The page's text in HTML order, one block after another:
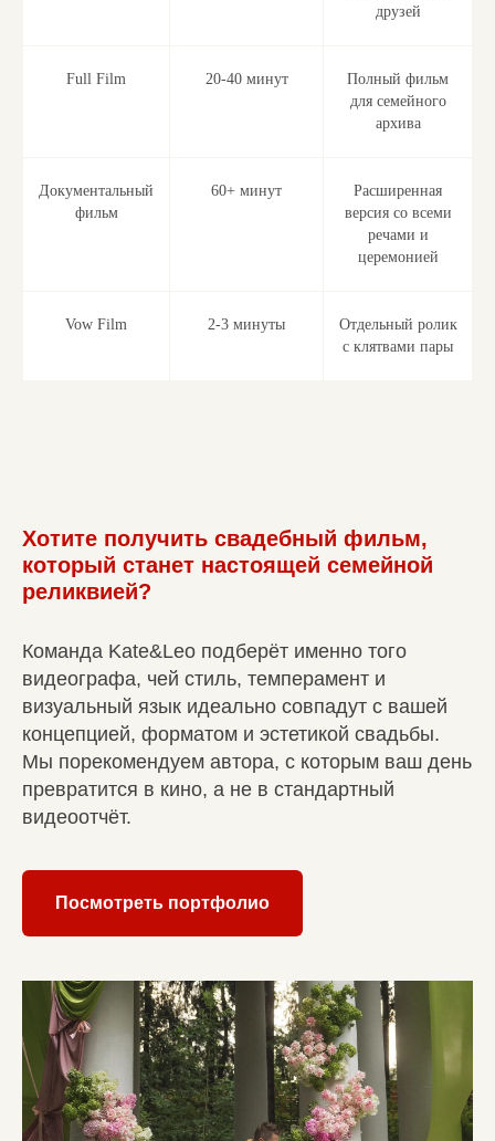
друзей
Full Film 20-40 минут
Полный фильм
для семейного
архива
Документальный
фильм
60+ минут
Расширенная
версия со всеми
речами и
церемонией
Vow Film 2-3 минуты
Отдельный ролик
с клятвами пары
Хотите получить свадебный фильм,
который станет настоящей семейной
реликвией?
Команда Kate&Leo подберёт именно того
видеографа, чей стиль, темперамент и
визуальный язык идеально совпадут с вашей
концепцией, форматом и эстетикой свадьбы.
Мы порекомендуем автора, с которым ваш день
превратится в кино, а не в стандартный
видеоотчёт.
Посмотреть портфолио